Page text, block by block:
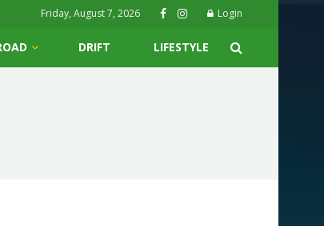
Friday, August 7, 2026 Login
DRIFT LIFESTYLE